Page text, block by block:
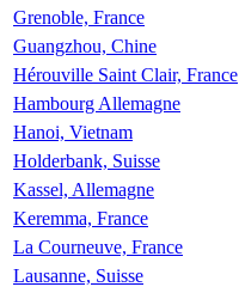
Grenoble, France
Guangzhou, Chine
Hérouville Saint Clair, France
Hambourg Allemagne
Hanoi, Vietnam
Holderbank, Suisse
Kassel, Allemagne
Keremma, France
La Courneuve, France
Lausanne, Suisse